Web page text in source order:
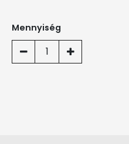
Mennyiség
1